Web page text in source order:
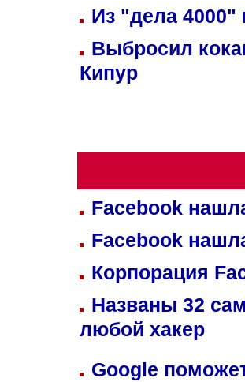
Из "дела 4000"
Выбросил
Кипур
Facebook
Facebook
Корпорация
Названы 32
любой хакер
Google